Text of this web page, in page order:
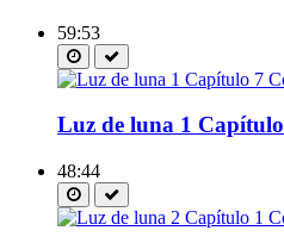
59:53
Luz de luna 1
48:44